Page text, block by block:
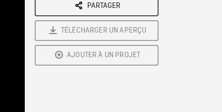
PARTAGER
TÉLÉCHARGER UN APERÇU
AJOUTER À UN PROJET